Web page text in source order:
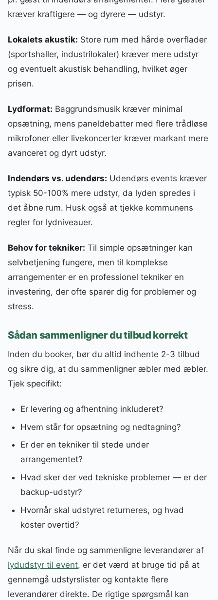
kræver kraftigere — og dyrere — udstyr.
Lokalets akustik: Store rum med hårde overflader
(sportshaller, industrilokaler) kræver mere udstyr
og eventuelt akustisk behandling, hvilket øger
prisen.
Lydformat: Baggrundsmusik kræver minimal
opsætning, mens paneldebatter med flere trådløse
mikrofoner eller livekoncerter kræver markant mere
avanceret og dyrt udstyr.
Indendørs vs. udendørs: Udendørs events kræver
typisk 50-100% mere udstyr, da lyden spredes i
det åbne rum. Husk også at tjekke kommunens
regler for lydniveauer.
Behov for tekniker: Til simple opsætninger kan
selvbetjening fungere, men til komplekse
arrangementer er en professionel tekniker en
investering, der ofte sparer dig for problemer og
stress.
Sådan sammenligner du tilbud korrekt
Inden du booker, bør du altid indhente 2-3 tilbud
og sikre dig, at du sammenligner æbler med æbler.
Tjek specifikt:
Er levering og afhentning inkluderet?
Hvem står for opsætning og nedtagning?
Er der en tekniker til stede under
arrangementet?
Hvad sker der ved tekniske problemer — er der
backup-udstyr?
Hvornår skal udstyret returneres, og hvad
koster overtid?
Når du skal finde og sammenligne leverandører af
lydudstyr til event, er det værd at bruge tid på at
gennemgå udstyrslister og kontakte flere
leverandører direkte. De rigtige spørgsmål kan